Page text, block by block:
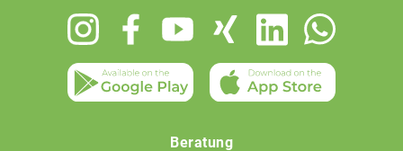
Beratung